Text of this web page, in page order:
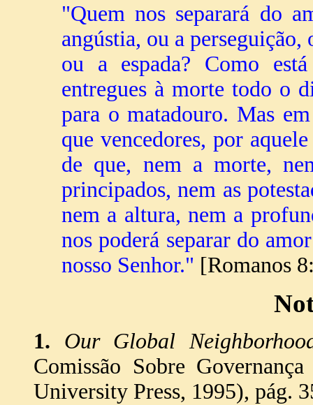
"Quem nos separará do
angústia, ou a
ou a espada? Como
entregues à morte todo o
para o matadouro. Mas
que vencedores, por
de que, nem a morte,
principados, nem as
nem a altura, nem a
nos poderá separar do
nosso Senhor." [Romanos
1.
Our Global
Comissão Sobre
University Press, 1995), pág.